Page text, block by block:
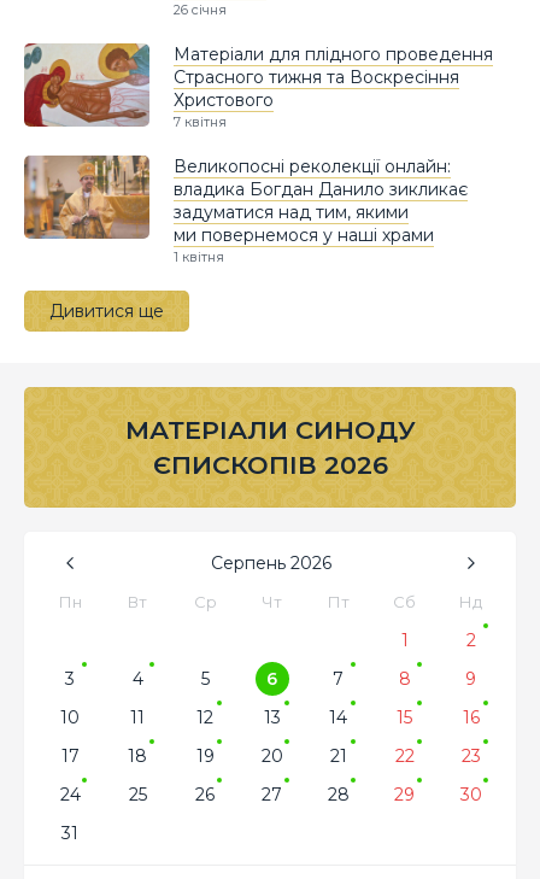
26 січня
Матеріали для плідного проведення
Страсного тижня та Воскресіння
Христового
7 квітня
Великопосні реколекції онлайн:
владика Богдан Данило зикликає
задуматися над тим, якими
ми повернемося у наші храми
1 квітня
Дивитися ще
МАТЕРІАЛИ СИНОДУ
ЄПИСКОПІВ 2026
Серпень 2026
Пн Вт Ср Чт Пт Сб Нд
1
2
3
4 5 6 7 8
9
10
11 12 13 14 15
16
17
18 19 20 21 22
23
24
25 26 27 28 29
30
31